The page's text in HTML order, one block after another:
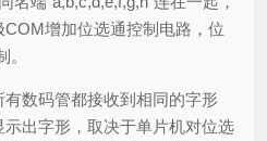
增加位选通控制电路，位
数码管都接收到相同的字形
出字形，取决于单片机对位选